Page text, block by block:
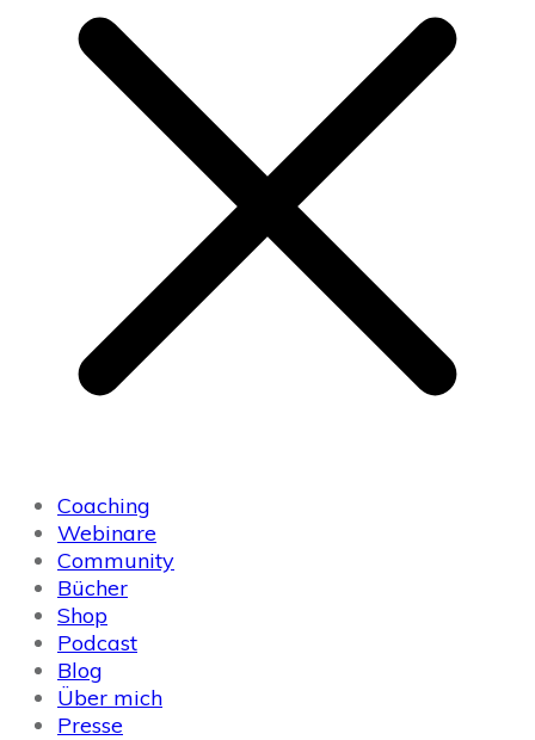
Coaching
Webinare
Community
Bücher
Shop
Podcast
Blog
Über mich
Presse